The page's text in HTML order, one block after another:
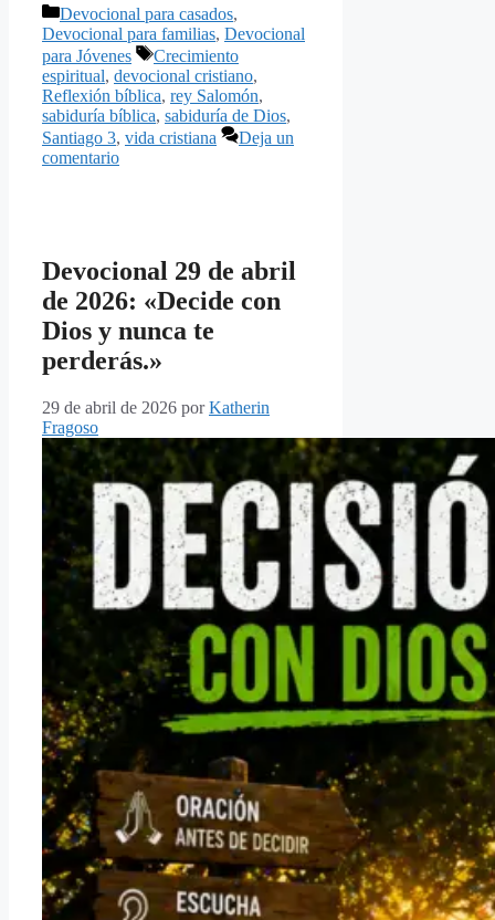
Categorías
Devocional para casados,
Devocional para familias, Devocional
para Jóvenes
Etiquetas
Crecimiento
espiritual, devocional cristiano,
Reflexión bíblica, rey Salomón,
sabiduría bíblica, sabiduría de Dios,
Santiago 3, vida cristiana
Deja un
comentario
Devocional 29 de abril
de 2026: «Decide con
Dios y nunca te
perderás.»
29 de abril de 2026 porKatherin
Fragoso